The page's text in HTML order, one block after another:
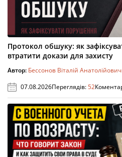
Протокол обшуку: як
втратити докази для захисту
Автор: Бессонов Віталій Анатолійович
07.08.2026Переглядів:52